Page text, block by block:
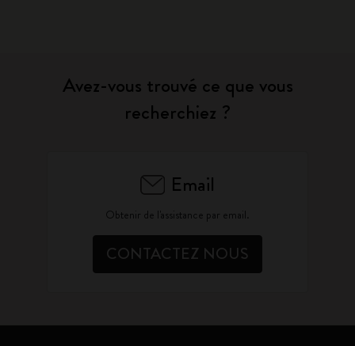
Avez-vous trouvé ce que vous
recherchiez ?
Email
Obtenir de l'assistance par email.
CONTACTEZ NOUS